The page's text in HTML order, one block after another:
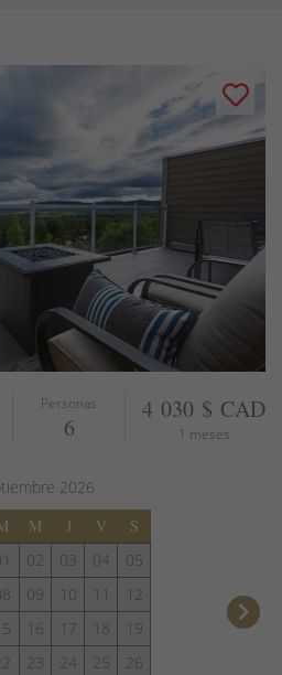
Personas
6
4 030 $ CAD
1 meses
2026
M J V
S
02 03 04
05
09 10 11
12
16 17 18
19
23 24 25
26
keyboard_arrow_right